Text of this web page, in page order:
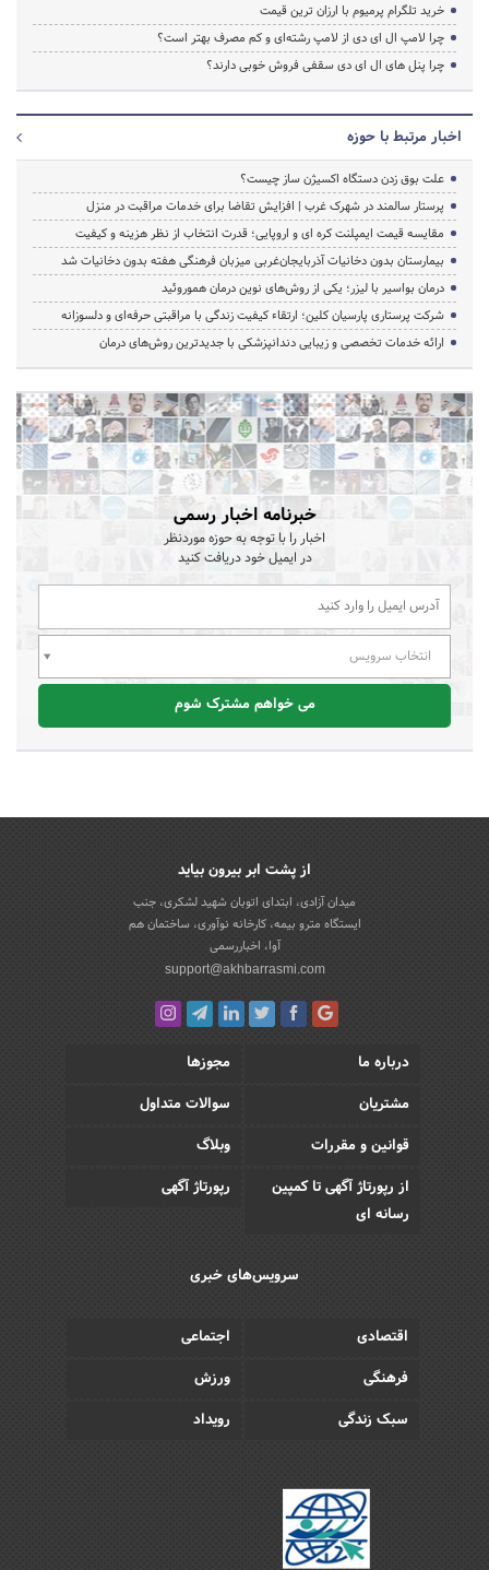
خرید تلگرام پرمیوم با ارزان ترین قیمت
چرا لامپ ال ای دی از لامپ رشته‌ای و کم مصرف بهتر است؟
چرا پنل های ال ای دی سقفی فروش خوبی دارند؟
اخبار مرتبط با حوزه
علت بوق زدن دستگاه اکسیژن ساز چیست؟
پرستار سالمند در شهرک غرب | افزایش تقاضا برای خدمات مراقبت در منزل
مقایسه قیمت ایمپلنت کره ای و اروپایی؛ قدرت انتخاب از نظر هزینه و کیفیت
بیمارستان بدون دخانیات آذربایجان‌غربی میزبان فرهنگی هفته بدون دخانیات شد
درمان بواسیر با لیزر؛ یکی از روش‌های نوین درمان هموروئید
شرکت پرستاری پارسیان کلین؛ ارتقاء کیفیت زندگی با مراقبتی حرفه‌ای و دلسوزانه
ارائه خدمات تخصصی و زیبایی دندانپزشکی با جدیدترین روش‌های درمان
خبرنامه اخبار رسمی
اخبار را با توجه به حوزه موردنظر
در ایمیل خود دریافت کنید
انتخاب سرویس
می خواهم مشترک شوم
از پشت ابر بیرون بیاید
میدان آزادی، ابتدای اتوبان شهید لشکری، جنب
ایستگاه مترو بیمه، کارخانه نوآوری، ساختمان هم
آوا، اخباررسمی
support@akhbarrasmi.com
درباره ما
مجوزها
مشتریان
سوالات متداول
قوانین و مقررات
وبلاگ
از رپورتاژ آگهی تا کمپین
رسانه ای
رپورتاژ آگهی
سرویس‌های خبری
اقتصادی
اجتماعی
فرهنگی
ورزش
سبک زندگی
رویداد